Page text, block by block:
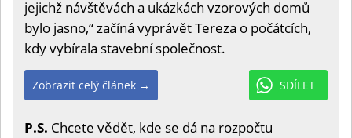
jejichž návštěvách a ukázkách vzorových domů
bylo jasno,“ začíná vyprávět Tereza o počátcích,
kdy vybírala stavební společnost.
SDÍLET
Zobrazit celý článek →
P.S. Chcete vědět, kde se dá na rozpočtu